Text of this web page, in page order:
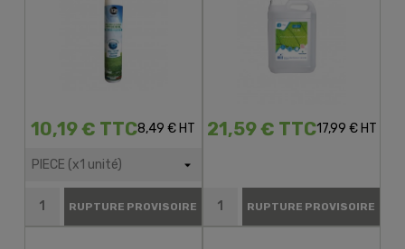
10,19 € TTC8,49 € HT
RUPTURE PROVISOIRE
21,59 € TTC17,99 € HT
RUPTURE PROVISOIRE